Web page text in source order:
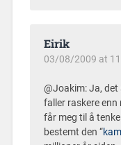
Eirik
03/08/2009 at
@Joakim: Ja,
faller raskere
får meg til å
bestemt den “